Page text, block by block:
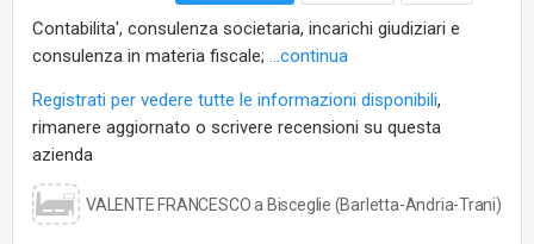
Contabilita', consulenza societaria, incarichi giudiziari e
consulenza in materia fiscale; ...continua
Registrati per vedere tutte le informazioni disponibili,
rimanere aggiornato o scrivere recensioni su questa
azienda
VALENTE FRANCESCO a Bisceglie (Barletta-Andria-Trani)